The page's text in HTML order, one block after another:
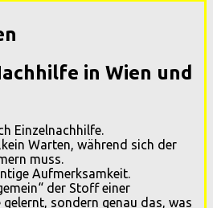
in Wien und
Einzelnachhilfe.
Warten, während sich der
muss.
Aufmerksamkeit.
der Stoff einer
sondern genau das, was